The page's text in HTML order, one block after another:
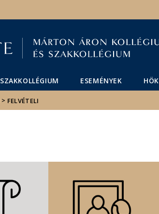
SZAKKOLLÉGIUM ESEMÉNYEK HÖK
> FELVÉTELI